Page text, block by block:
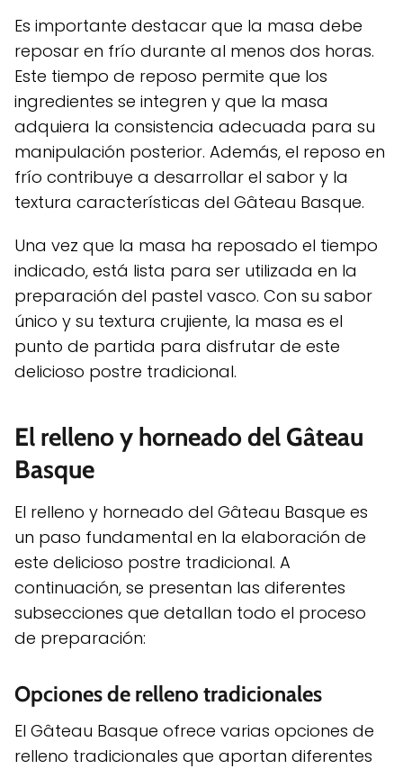
Es importante destacar que la masa debe
reposar en frío durante al menos dos horas.
Este tiempo de reposo permite que los
ingredientes se integren y que la masa
adquiera la consistencia adecuada para su
manipulación posterior. Además, el reposo en
frío contribuye a desarrollar el sabor y la
textura características del Gâteau Basque.
Una vez que la masa ha reposado el tiempo
indicado, está lista para ser utilizada en la
preparación del pastel vasco. Con su sabor
único y su textura crujiente, la masa es el
punto de partida para disfrutar de este
delicioso postre tradicional.
El relleno y horneado del Gâteau
Basque
El relleno y horneado del Gâteau Basque es
un paso fundamental en la elaboración de
este delicioso postre tradicional. A
continuación, se presentan las diferentes
subsecciones que detallan todo el proceso
de preparación:
Opciones de relleno tradicionales
El Gâteau Basque ofrece varias opciones de
relleno tradicionales que aportan diferentes